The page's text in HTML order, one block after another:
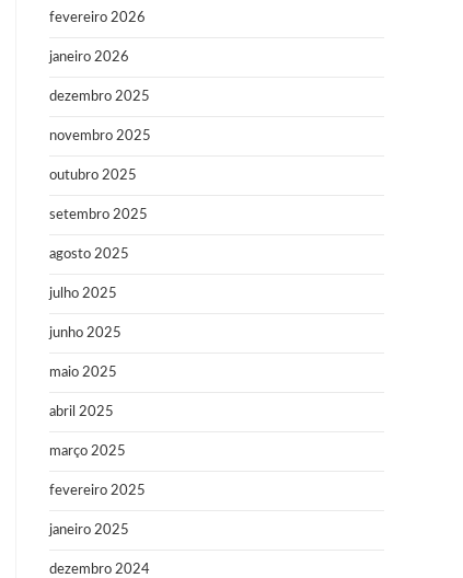
fevereiro 2026
janeiro 2026
dezembro 2025
novembro 2025
outubro 2025
setembro 2025
agosto 2025
julho 2025
junho 2025
maio 2025
abril 2025
março 2025
fevereiro 2025
janeiro 2025
dezembro 2024